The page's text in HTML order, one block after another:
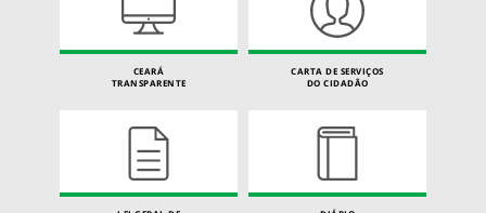
CEARÁ
TRANSPARENTE
CARTA DE SERVIÇOS
DO CIDADÃO